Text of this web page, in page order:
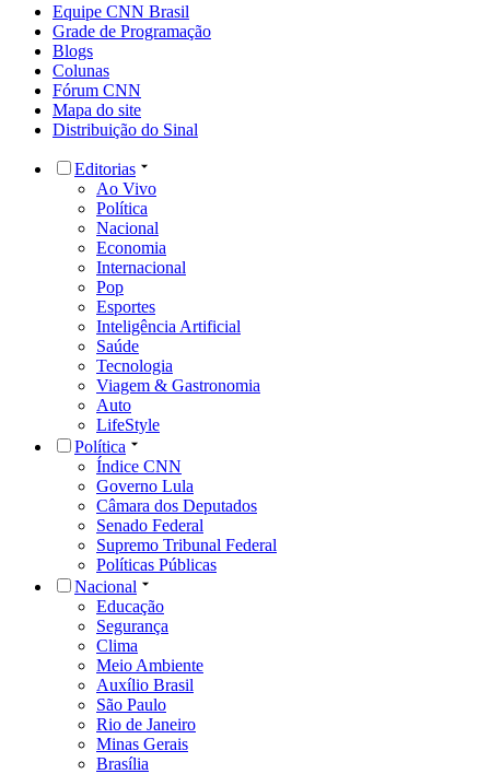
Equipe CNN Brasil
Grade de Programação
Blogs
Colunas
Fórum CNN
Mapa do site
Distribuição do Sinal
Editorias
Ao Vivo
Política
Nacional
Economia
Internacional
Pop
Esportes
Inteligência Artificial
Saúde
Tecnologia
Viagem & Gastronomia
Auto
LifeStyle
Política
Índice CNN
Governo Lula
Câmara dos Deputados
Senado Federal
Supremo Tribunal Federal
Políticas Públicas
Nacional
Educação
Segurança
Clima
Meio Ambiente
Auxílio Brasil
São Paulo
Rio de Janeiro
Minas Gerais
Brasília